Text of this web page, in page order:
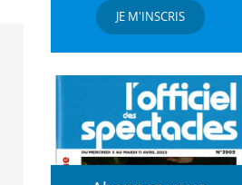
JE M'INSCRIS